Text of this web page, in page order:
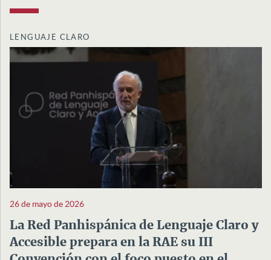
LENGUAJE CLARO
26 de mayo de 2026
La Red Panhispánica de Lenguaje Claro y
Accesible prepara en la RAE su III